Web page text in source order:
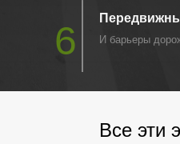
И барьеры
6
Все эти